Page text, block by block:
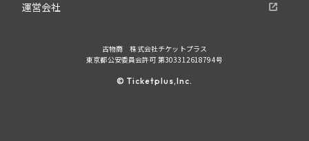
運営会社
古物商 株式会社チケットプラス
東京都公安委員会許可 第303312618794号
© Ticketplus,Inc.